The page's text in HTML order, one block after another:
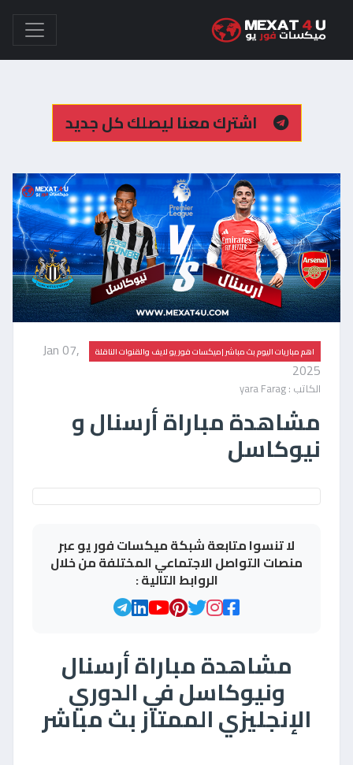
اشترك معنا ليصلك كل جديد
اهم مباريات اليوم بث مباشر |ميكسات فور يو لايف والقنوات الناقلة
Jan 07,
2025
الكاتب : yara Farag
مشاهدة مباراة أرسنال و
نيوكاسل
لا تنسوا متابعة شبكة ميكسات فور يو عبر
منصات التواصل الاجتماعي المختلفة من خلال
الروابط التالية :
مشاهدة مباراة أرسنال
ونيوكاسل في الدوري
الإنجليزي الممتاز بث مباشر